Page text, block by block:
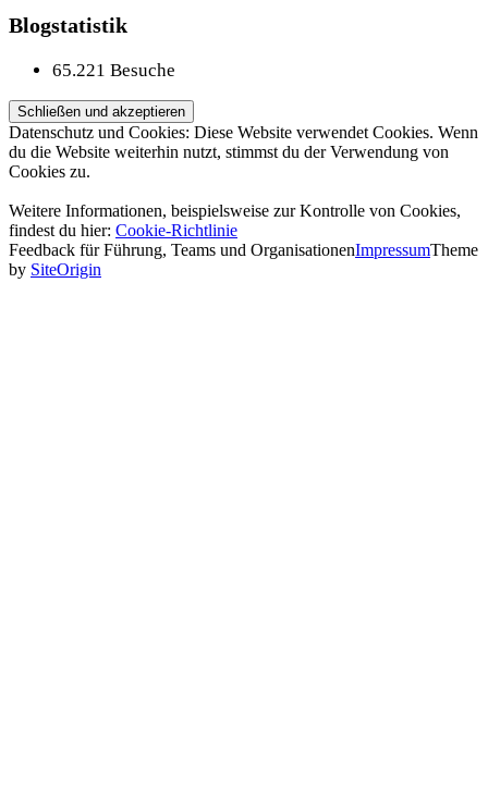
Blogstatistik
65.221 Besuche
Datenschutz und Cookies: Diese Website verwendet Cookies. Wenn
du die Website weiterhin nutzt, stimmst du der Verwendung von
Cookies zu.
Weitere Informationen, beispielsweise zur Kontrolle von Cookies,
findest du hier: Cookie-Richtlinie
Feedback für Führung, Teams und OrganisationenImpressumTheme
by SiteOrigin